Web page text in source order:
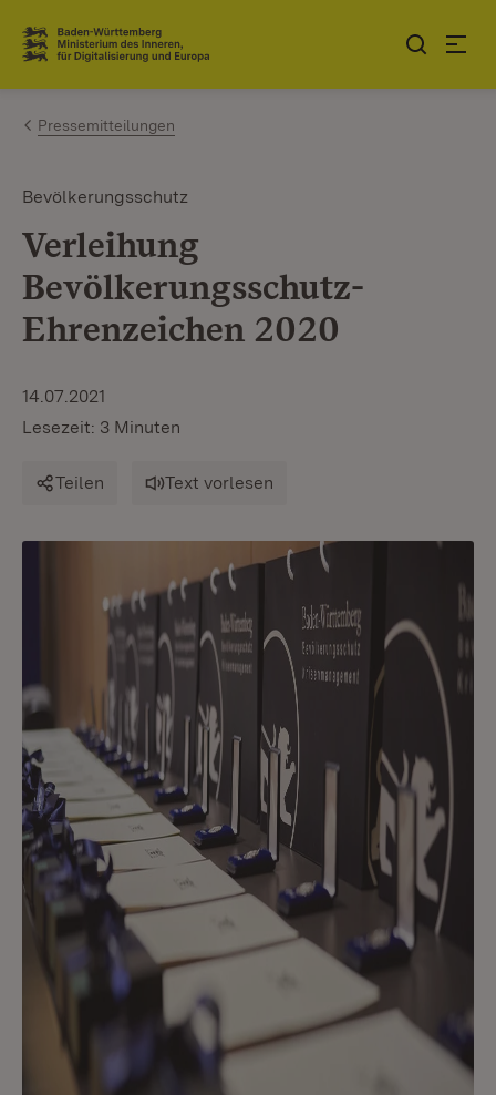
Zum Inhalt springen
Link zur Startseite
Pressemitteilungen
Bevölkerungsschutz
Verleihung
Bevölkerungsschutz-
Ehrenzeichen 2020
14.07.2021
Lesezeit: 3 Minuten
Teilen Text vorlesen